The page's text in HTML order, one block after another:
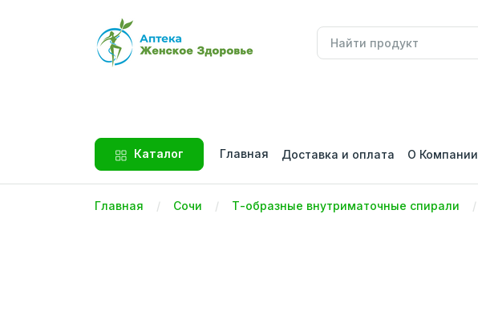
Каталог Главная Доставка и оплата О Компании
Главная Сочи Т-образные внутриматочные спирали